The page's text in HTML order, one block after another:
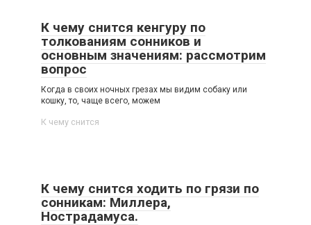
К чему снится кенгуру по
толкованиям сонников и
основным значениям: рассмотрим
вопрос
Когда в своих ночных грезах мы видим собаку или
кошку, то, чаще всего, можем
К чему снится
К чему снится ходить по грязи по
сонникам: Миллера,
Нострадамуса.